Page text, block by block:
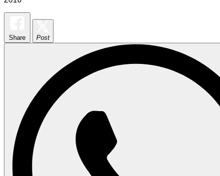
Share Post